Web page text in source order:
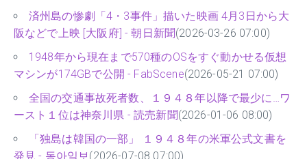
済州島の惨劇「4・3事件」描いた映画 4月3日から大
阪などで上映 [大阪府] - 朝日新聞(2026-03-26 07:00)
1948年から現在まで570種のOSをすぐ動かせる仮想
マシンが174GBで公開 - FabScene(2026-05-21 07:00)
全国の交通事故死者数、１９４８年以降で最少に…ワ
ースト１位は神奈川県 - 読売新聞(2026-01-06 08:00)
「独島は韓国の一部」 １９４８年の米軍公式文書を
発見 - 동아일보 (2026-07-08 07:00)